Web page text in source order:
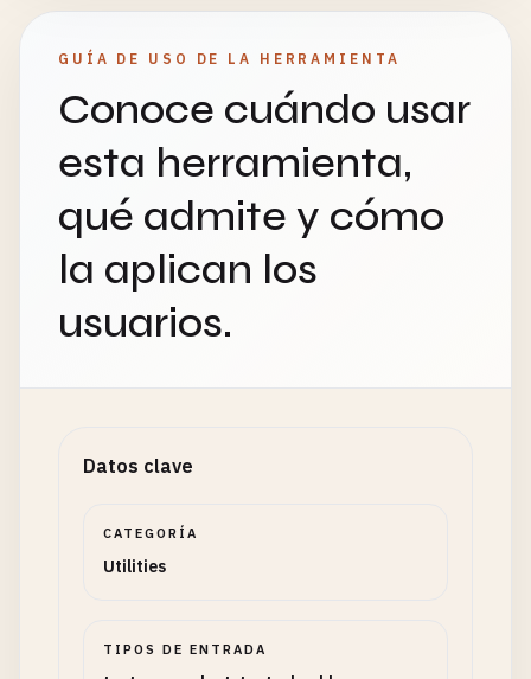
GUÍA DE USO DE LA HERRAMIENTA
Conoce cuándo usar
esta herramienta,
qué admite y cómo
la aplican los
usuarios.
Datos clave
CATEGORÍA
Utilities
TIPOS DE ENTRADA